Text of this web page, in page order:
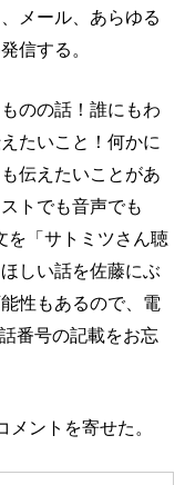
メール、あらゆる
信する。
のの話！誰にもわ
たいこと！何かに
伝えたいことがあ
トでも音声でも
を「サトミツさん聴
しい話を佐藤にぶ
性もあるので、電
番号の記載をお忘
ントを寄せた。